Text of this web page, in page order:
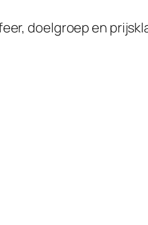
doelgroep en